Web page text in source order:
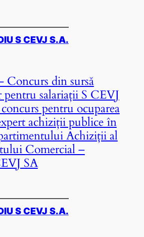
S CEVJ S.A.
Concurs din sursă
pentru salariații S CEVJ
pentru ocuparea
achiziții publice în
Achiziții al
Comercial –
SA
S CEVJ S.A.